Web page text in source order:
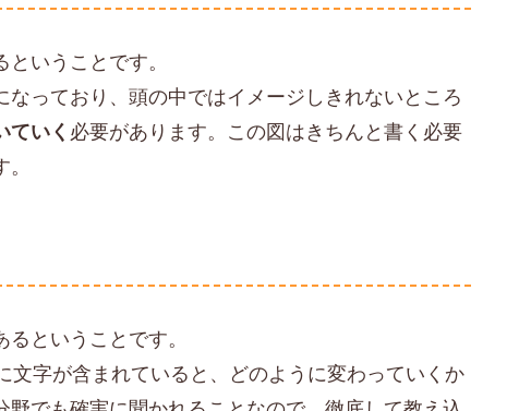
いうことです。
っており、頭の中ではイメージしきれないところ
ていく 必要があります。この図はきちんと書く必要
ということです。
字が含まれていると、どのように変わっていくか